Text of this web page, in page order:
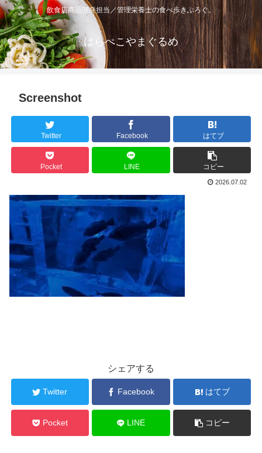
飲食店商品開発担当／管理栄養士の食べ歩きぶろぐ。
はらぺこやまぐるめ
Screenshot
Twitter Facebook はてブ
Pocket LINE コピー
2026.07.02
シェアする
Twitter Facebook はてブ
Pocket LINE コピー